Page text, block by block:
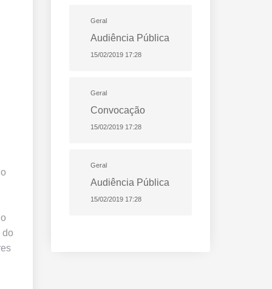
do
Geral
Audiência Pública
15/02/2019 17:28
Geral
Convocação
15/02/2019 17:28
Geral
Audiência Pública
15/02/2019 17:28